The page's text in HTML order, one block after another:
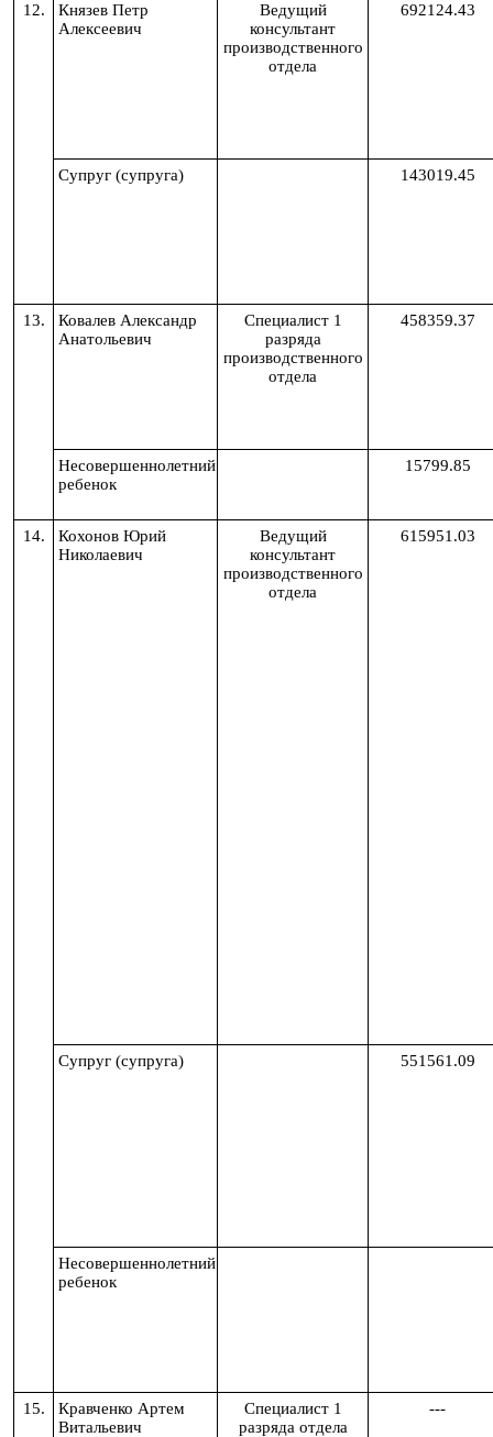
12.
Князев Петр
Алексеевич
Ведущий
консультант
производственного
отдела
692124.43
Супруг (супруга) 143019.45
13.
Ковалев Александр
Анатольевич
Специалист 1
разряда
производственного
отдела
458359.37
Несовершеннолетний
ребенок
15799.85
14.
Кохонов Юрий
Николаевич
Ведущий
консультант
производственного
отдела
615951.03
Супруг (супруга) 551561.09
Несовершеннолетний
ребенок
15.
Кравченко Артем
Витальевич
Специалист 1
разряда отдела
---